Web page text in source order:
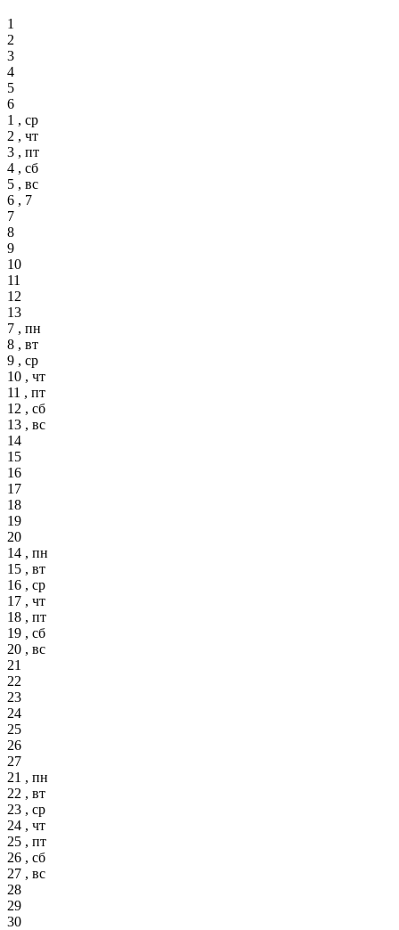
1
2
3
4
5
6
1 , ср
2 , чт
3 , пт
4 , сб
5 , вс
6 , 7
7
8
9
10
11
12
13
7 , пн
8 , вт
9 , ср
10 , чт
11 , пт
12 , сб
13 , вс
14
15
16
17
18
19
20
14 , пн
15 , вт
16 , ср
17 , чт
18 , пт
19 , сб
20 , вс
21
22
23
24
25
26
27
21 , пн
22 , вт
23 , ср
24 , чт
25 , пт
26 , сб
27 , вс
28
29
30